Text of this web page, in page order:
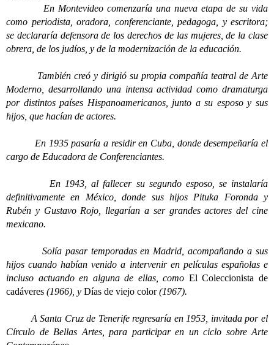
En Montevideo comenzaría una nueva etapa de su vida
como periodista, oradora, conferenciante, pedagoga, y escritora;
se declararía defensora de los derechos de las mujeres, de la clase
obrera, de los judíos, y de la modernización de la educación.
También creó y dirigió su propia compañía teatral de Arte
Moderno, desarrollando una intensa actividad como dramaturga
por distintos países Hispanoamericanos, junto a su esposo y sus
hijos, que hacían de actores.
En 1935 pasaría a residir en Cuba, donde desempeñaría el
cargo de Educadora de Conferenciantes.
En 1943, al fallecer su segundo esposo, se instalaría
definitivamente en México, donde sus hijos Pituka Foronda y
Rubén y Gustavo Rojo, llegarían a ser grandes actores del cine
mexicano.
Solía pasar temporadas en Madrid, acompañando a sus
hijos cuando habían venido a intervenir en películas españolas e
incluso actuando en alguna de ellas, como El Coleccionista de
cadáveres (1966), y Días de viejo color(1967).
A Santa Cruz de Tenerife regresaría en 1953, invitada por el
Círculo de Bellas Artes, para participar en un ciclo sobre Arte